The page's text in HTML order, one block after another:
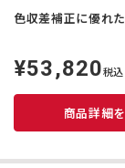
色収差補正に優れ
定
価
¥53,820税込
商品詳細